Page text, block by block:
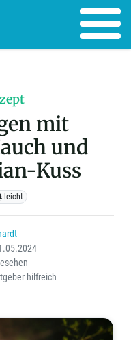
mit
und
Kuss
leicht
hilfreich